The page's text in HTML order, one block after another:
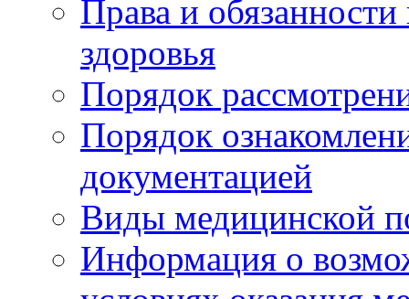
Права и
здоровья
Порядок
Порядок
документацией
Виды медицинской
Информация о